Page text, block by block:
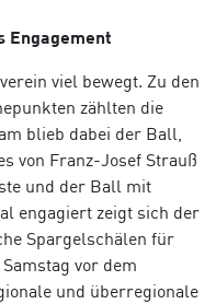
Engagement
viel bewegt. Zu den
zählten die
blieb dabei der Ball,
von Franz-Josef Strauß
und der Ball mit
engagiert zeigt sich der
Spargelschälen für
vor dem
und überregionale